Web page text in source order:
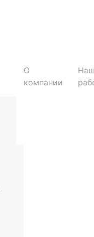
О
компании